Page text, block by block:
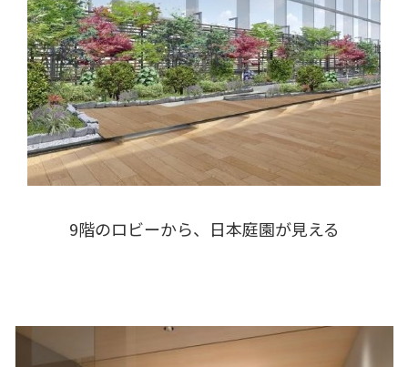
9階のロビーから、日本庭園が見える